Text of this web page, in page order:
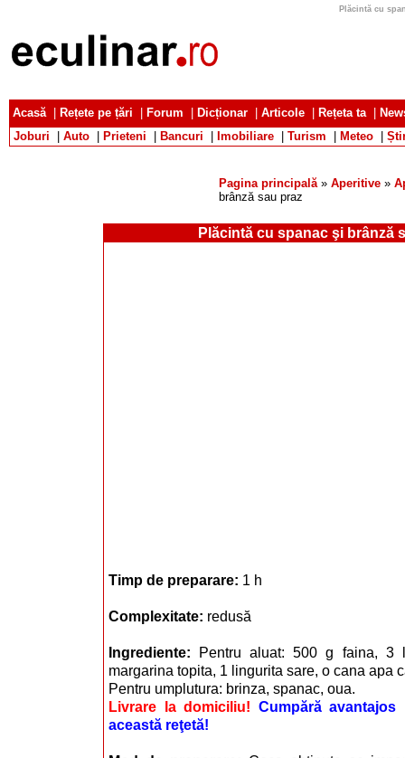
Plăcintă cu
Acasă| Rețete pe țări Forum Dicționar Articole Rețeta ta|
Joburi
Auto Prieteni Bancuri Imobiliare Turism Meteo
Pagina principală» Aperitive »
brânză sau praz
Plăcintă cu spanac şi brânză
Timp de preparare: 1 h
Complexitate: redusă
Ingrediente: Pentru aluat: 500 g faina, 3
margarina topita, 1 lingurita sare, o cana apa
Pentru umplutura: brinza, spanac, oua.
Livrare la domiciliu! Cumpără avantajos
această reţetă!